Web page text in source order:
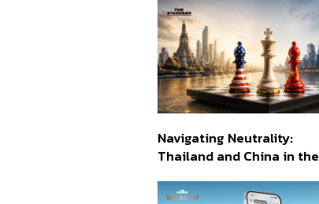
ส่วนยุทธศาสตร์ไทย –
อินโดนีเซีย
Navigating Neutrality:
Thailand and China in the
Order